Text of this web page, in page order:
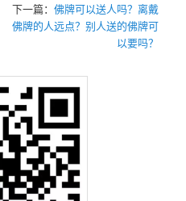
下一篇： 佛牌可以送人吗？离戴
佛牌的人远点？别人送的佛牌可
以要吗？